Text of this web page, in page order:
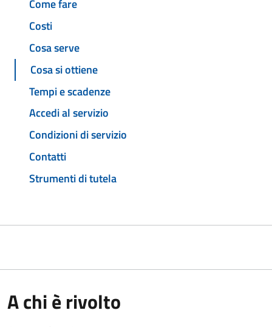
Come fare
Costi
Cosa serve
Cosa si ottiene
Tempi e scadenze
Accedi al servizio
Condizioni di servizio
Contatti
Strumenti di tutela
A chi è rivolto